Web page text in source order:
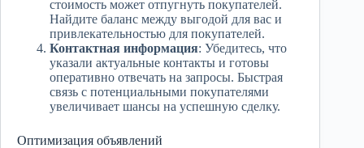
стоимость может отпугнуть покупателей.
Найдите баланс между выгодой для вас и
привлекательностью для покупателей.
Контактная информация: Убедитесь, что
указали актуальные контакты и готовы
оперативно отвечать на запросы. Быстрая
связь с потенциальными покупателями
увеличивает шансы на успешную сделку.
Оптимизация объявлений